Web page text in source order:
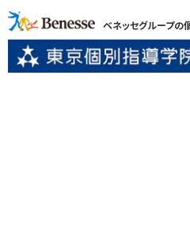
ベネッセグループの